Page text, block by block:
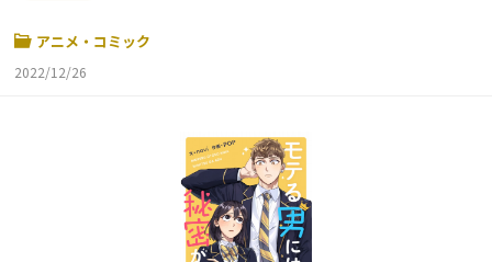
アニメ・コミック
2022/12/26